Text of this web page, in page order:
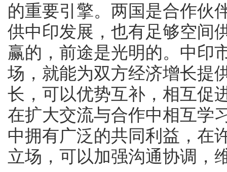
的重要引擎。两国是合作伙
供中印发展，也有足够空间
赢的，前途是光明的。中印
场，就能为双方经济增长提
长，可以优势互补，相互促
在扩大交流与合作中相互学
中拥有广泛的共同利益，在
立场，可以加强沟通协调，